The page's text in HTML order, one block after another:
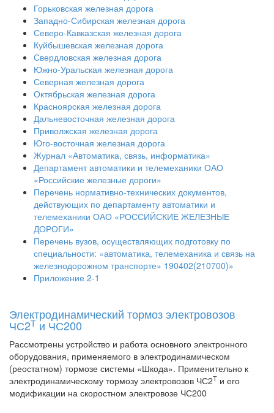
Горьковская железная дорога
Западно-Сибирская железная дорога
Северо-Кавказская железная дорога
Куйбышевская железная дорога
Свердловская железная дорога
Южно-Уральская железная дорога
Северная железная дорога
Октябрьская железная дорога
Красноярская железная дорога
Дальневосточная железная дорога
Приволжская железная дорога
Юго-восточная железная дорога
Журнал «Автоматика, связь, информатика»
Департамент автоматики и телемеханики ОАО
«Российские железные дороги»
Перечень нормативно-технических документов,
действующих по департаменту автоматики и
телемеханики ОАО «РОССИЙСКИЕ ЖЕЛЕЗНЫЕ
ДОРОГИ»
Перечень вузов, осуществляющих подготовку по
специальности: «автоматика, телемеханика и связь на
железнодорожном транспорте» 190402(210700)»
Приложение 2-1
Электродинамический тормоз электровозов
ЧС2Т и ЧС200
Рассмотрены устройство и работа основного электронного
оборудования, применяемого в электродинамическом
(реостатном) тормозе системы «Шкода». Применительно к
электродинамическому тормозу электровозов ЧС2Т и его
модификации на скоростном электровозе ЧС200